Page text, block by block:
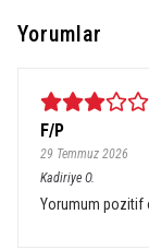
Yorumlar
F/P
29 Temmuz 2026
Kadiriye O.
Yorumum pozitif